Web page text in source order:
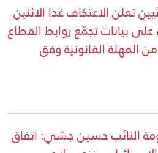
تعلن الاعتكاف غدا الاثنين
بيانات تجمّع روابط القطاع
المهلة القانونية وفق
النائب حسين جشي: اتفاق